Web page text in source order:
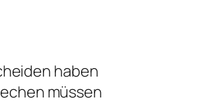
haben
müssen